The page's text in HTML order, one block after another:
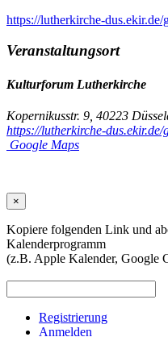
https://lutherkirche-
Veranstaltungsort
Kulturforum Lutherkirche
Kopernikusstr. 9, 40223
https://lutherkirche-
Google Maps
×
Kopiere folgenden Link und
Kalenderprogramm
(z.B. Apple Kalender, Google
Registrierung
Anmelden